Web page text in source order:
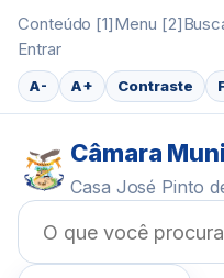
Conteúdo [1]Menu [2]
Entrar
A- A+ Contraste
Câmara
Casa José Pinto